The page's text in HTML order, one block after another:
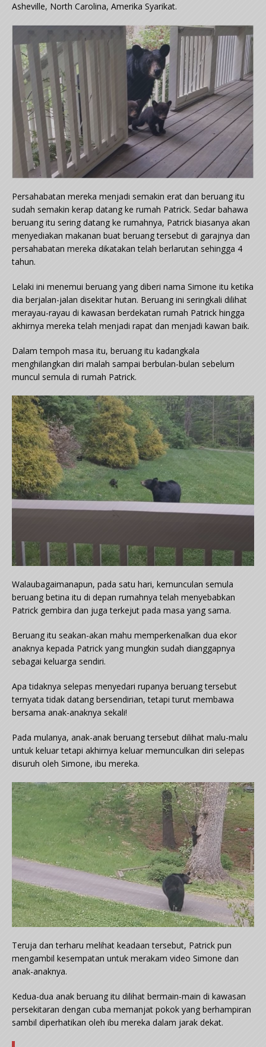
Asheville, North Carolina, Amerika Syarikat.
Persahabatan mereka menjadi semakin erat dan beruang itu
sudah semakin kerap datang ke rumah Patrick. Sedar bahawa
beruang itu sering datang ke rumahnya, Patrick biasanya akan
menyediakan makanan buat beruang tersebut di garajnya dan
persahabatan mereka dikatakan telah berlarutan sehingga 4
tahun.
Lelaki ini menemui beruang yang diberi nama Simone itu ketika
dia berjalan-jalan disekitar hutan. Beruang ini seringkali dilihat
merayau-rayau di kawasan berdekatan rumah Patrick hingga
akhirnya mereka telah menjadi rapat dan menjadi kawan baik.
Dalam tempoh masa itu, beruang itu kadangkala
menghilangkan diri malah sampai berbulan-bulan sebelum
muncul semula di rumah Patrick.
Walaubagaimanapun, pada satu hari, kemunculan semula
beruang betina itu di depan rumahnya telah menyebabkan
Patrick gembira dan juga terkejut pada masa yang sama.
Beruang itu seakan-akan mahu memperkenalkan dua ekor
anaknya kepada Patrick yang mungkin sudah dianggapnya
sebagai keluarga sendiri.
Apa tidaknya selepas menyedari rupanya beruang tersebut
ternyata tidak datang bersendirian, tetapi turut membawa
bersama anak-anaknya sekali!
Pada mulanya, anak-anak beruang tersebut dilihat malu-malu
untuk keluar tetapi akhirnya keluar memunculkan diri selepas
disuruh oleh Simone, ibu mereka.
Teruja dan terharu melihat keadaan tersebut, Patrick pun
mengambil kesempatan untuk merakam video Simone dan
anak-anaknya.
Kedua-dua anak beruang itu dilihat bermain-main di kawasan
persekitaran dengan cuba memanjat pokok yang berhampiran
sambil diperhatikan oleh ibu mereka dalam jarak dekat.